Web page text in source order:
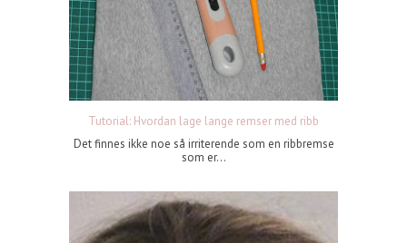
Tutorial: Hvordan lage lange remser med ribb
Det finnes ikke noe så irriterende som en ribbremse
som er...